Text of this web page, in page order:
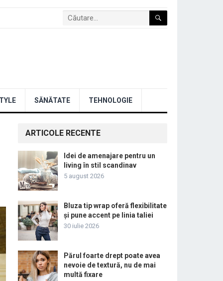
SĂNĂTATE TEHNOLOGIE
ARTICOLE RECENTE
Idei de amenajare pentru un
living în stil scandinav
5 august 2026
Bluza tip wrap oferă flexibilitate
și pune accent pe linia taliei
30 iulie 2026
Părul foarte drept poate avea
nevoie de textură, nu de mai
multă fixare